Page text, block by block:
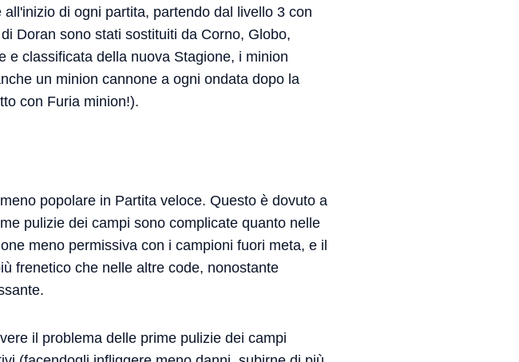
di ogni partita, partendo dal livello 3 con
Doran sono stati sostituiti da Corno, Globo,
e classificata della nuova Stagione, i minion
un minion cannone a ogni ondata dopo la
con Furia minion!).
popolare in Partita veloce. Questo è dovuto a
pulizie dei campi sono complicate quanto nelle
meno permissiva con i campioni fuori meta, e il
frenetico che nelle altre code, nonostante
il problema delle prime pulizie dei campi